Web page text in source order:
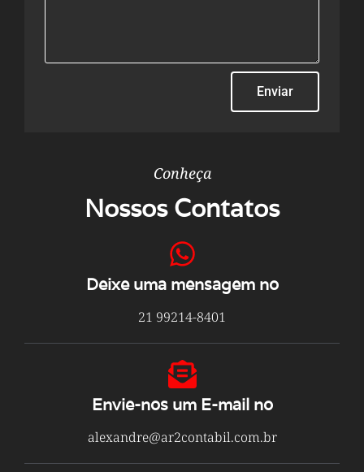
Conheça
Nossos Contatos
Deixe uma mensagem no
21 99214-8401
Envie-nos um E-mail no
alexandre@ar2contabil.com.br
Enviar